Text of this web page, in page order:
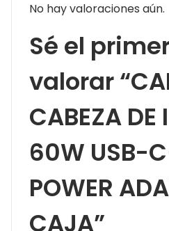
No hay valoraciones aún.
Sé el
valorar
CABEZA DE
60W USB-
POWER
CAJA”